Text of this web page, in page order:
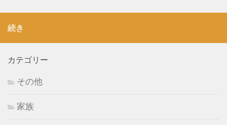
続き
カテゴリー
その他
家族